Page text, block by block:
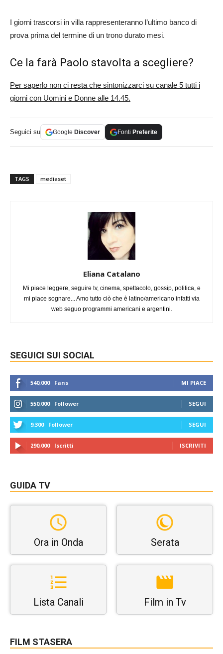
I giorni trascorsi in villa rappresenteranno l’ultimo banco di
prova prima del termine di un trono durato mesi.
Ce la farà Paolo stavolta a scegliere?
Per saperlo non ci resta che sintonizzarci su canale 5 tutti i
giorni con Uomini e Donne alle 14.45.
Seguici su Google Discover Fonti Preferite
TAGS mediaset
Eliana Catalano
Mi piace leggere, seguire tv, cinema, spettacolo, gossip, politica, e
mi piace sognare... Amo tutto ciò che è latino/americano infatti via
web seguo programmi americani e argentini.
SEGUICI SUI SOCIAL
540,000 Fans MI PIACE
550,000 Follower SEGUI
9,300 Follower SEGUI
290,000 Iscritti ISCRIVITI
GUIDA TV
Ora in Onda Serata
Lista Canali Film in Tv
FILM STASERA